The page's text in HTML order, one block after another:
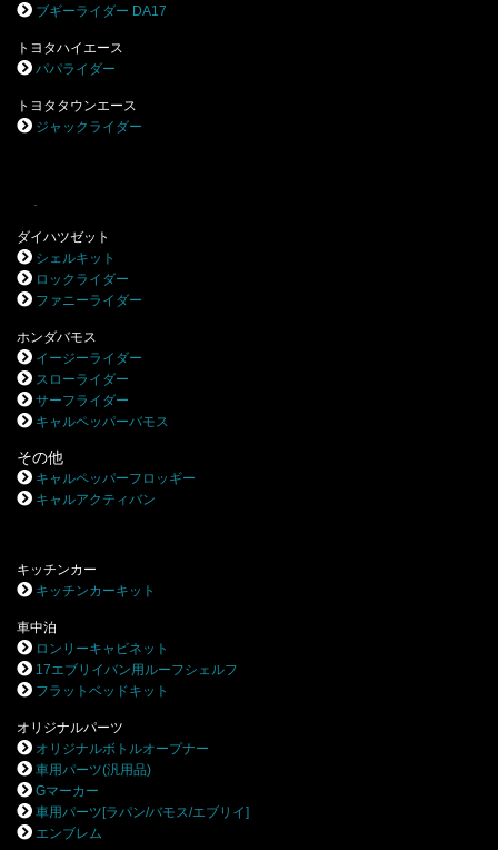
ブギーライダー DA17
トヨタハイエース
パパライダー
トヨタタウンエース
ジャックライダー
ダイハツゼット
シェルキット
ロックライダー
ファニーライダー
ホンダバモス
イージーライダー
スローライダー
サーフライダー
キャルペッパーバモス
その他
キャルペッパーフロッギー
キャルアクティバン
キッチンカー
キッチンカーキット
車中泊
ロンリーキャビネット
17エブリイバン用ルーフシェルフ
フラットベッドキット
オリジナルパーツ
オリジナルボトルオープナー
車用パーツ(汎用品)
Gマーカー
車用パーツ[ラパン/バモス/エブリイ]
エンブレム